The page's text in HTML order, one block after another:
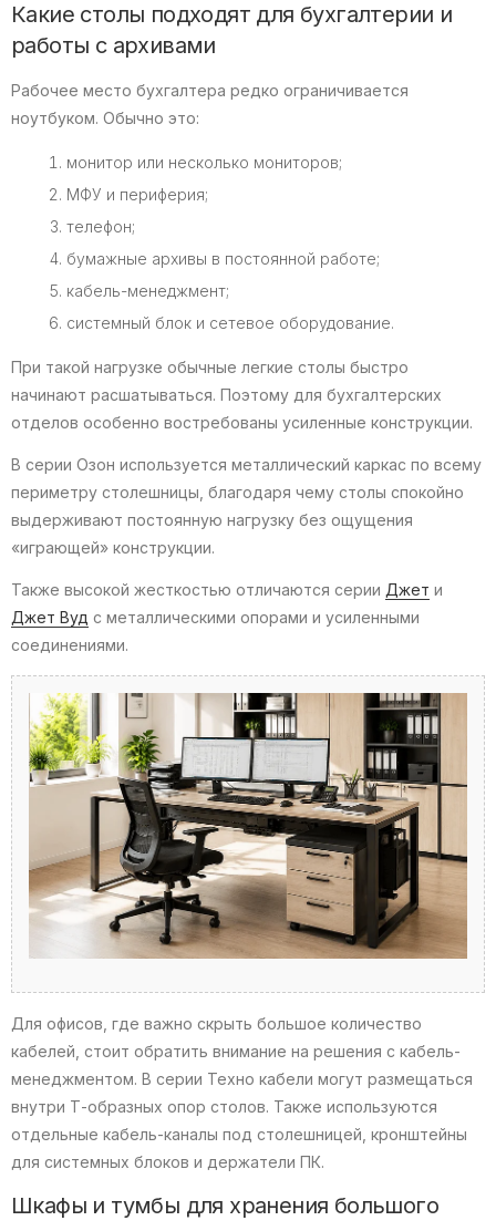
Какие столы подходят для бухгалтерии и
работы с архивами
Рабочее место бухгалтера редко ограничивается
ноутбуком. Обычно это:
монитор или несколько мониторов;
МФУ и периферия;
телефон;
бумажные архивы в постоянной работе;
кабель-менеджмент;
системный блок и сетевое оборудование.
При такой нагрузке обычные легкие столы быстро
начинают расшатываться. Поэтому для бухгалтерских
отделов особенно востребованы усиленные конструкции.
В серии Озон используется металлический каркас по всему
периметру столешницы, благодаря чему столы спокойно
выдерживают постоянную нагрузку без ощущения
«играющей» конструкции.
Также высокой жесткостью отличаются серии Джет и
Джет Вуд с металлическими опорами и усиленными
соединениями.
Для офисов, где важно скрыть большое количество
кабелей, стоит обратить внимание на решения с кабель-
менеджментом. В серии Техно кабели могут размещаться
внутри Т-образных опор столов. Также используются
отдельные кабель-каналы под столешницей, кронштейны
для системных блоков и держатели ПК.
Шкафы и тумбы для хранения большого